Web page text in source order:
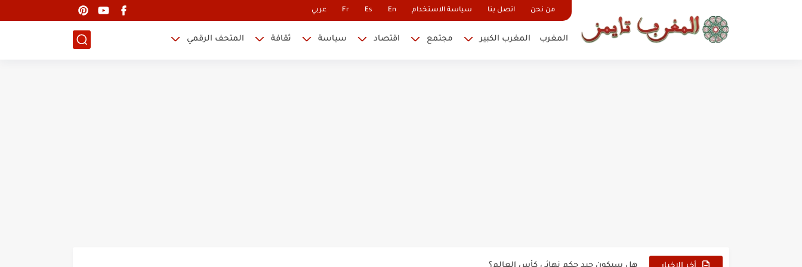
من نحن اتصل بنا سياسة الاستخدام En
Es
Fr عربي
المغرب المغرب الكبير مجتمع اقتصاد سياسة ثقافة المتحف الرقمي